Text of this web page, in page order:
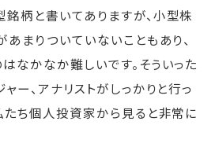
柄と書いてありますが、小型株
あまりついていないこともあり、
なかなか難しいです。そういった
ー、アナリストがしっかりと行っ
たち個人投資家から見ると非常に